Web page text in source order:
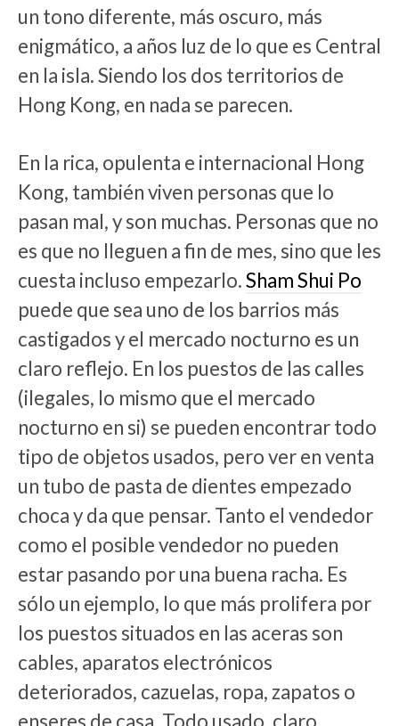
un tono diferente, más oscuro, más
enigmático, a años luz de lo que es Central
en la isla. Siendo los dos territorios de
Hong Kong, en nada se parecen.
En la rica, opulenta e internacional Hong
Kong, también viven personas que lo
pasan mal, y son muchas. Personas que no
es que no lleguen a fin de mes, sino que les
cuesta incluso empezarlo.Sham Shui Po
puede que sea uno de los barrios más
castigados y el mercado nocturno es un
claro reflejo. En los puestos de las calles
(ilegales, lo mismo que el mercado
nocturno en si) se pueden encontrar todo
tipo de objetos usados, pero ver en venta
un tubo de pasta de dientes empezado
choca y da que pensar. Tanto el vendedor
como el posible vendedor no pueden
estar pasando por una buena racha. Es
sólo un ejemplo, lo que más prolifera por
los puestos situados en las aceras son
cables, aparatos electrónicos
deteriorados, cazuelas, ropa, zapatos o
enseres de casa. Todo usado, claro.